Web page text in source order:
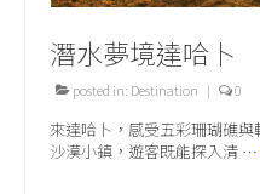
潛水夢境達哈卜
posted in: Destination | 0
來達哈卜，感受五彩珊瑚礁
沙漠小鎮，遊客既能探入清 …